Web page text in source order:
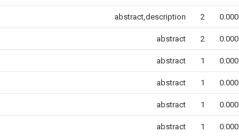
abstract,description 2 0.000
abstract 2 0.000
abstract 1 0.000
abstract 1 0.000
abstract 1 0.000
abstract 1 0.000